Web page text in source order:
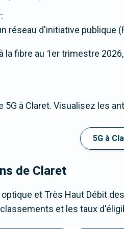
réseau d'initiative publique
la fibre au 1er trimestre
à Claret. Visualisez les
5G à
de Claret
et Très Haut Débit
et les taux